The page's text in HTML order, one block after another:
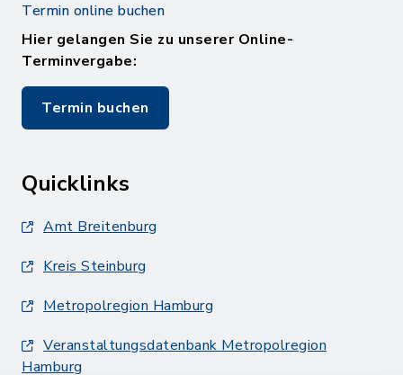
Termin online buchen
Hier gelangen Sie zu unserer Online-
Terminvergabe:
Termin buchen
Quicklinks
Amt Breitenburg
Kreis Steinburg
Metropolregion Hamburg
Veranstaltungsdatenbank Metropolregion
Hamburg